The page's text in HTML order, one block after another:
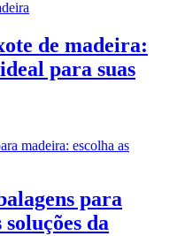
de madeira:
para suas
para
da